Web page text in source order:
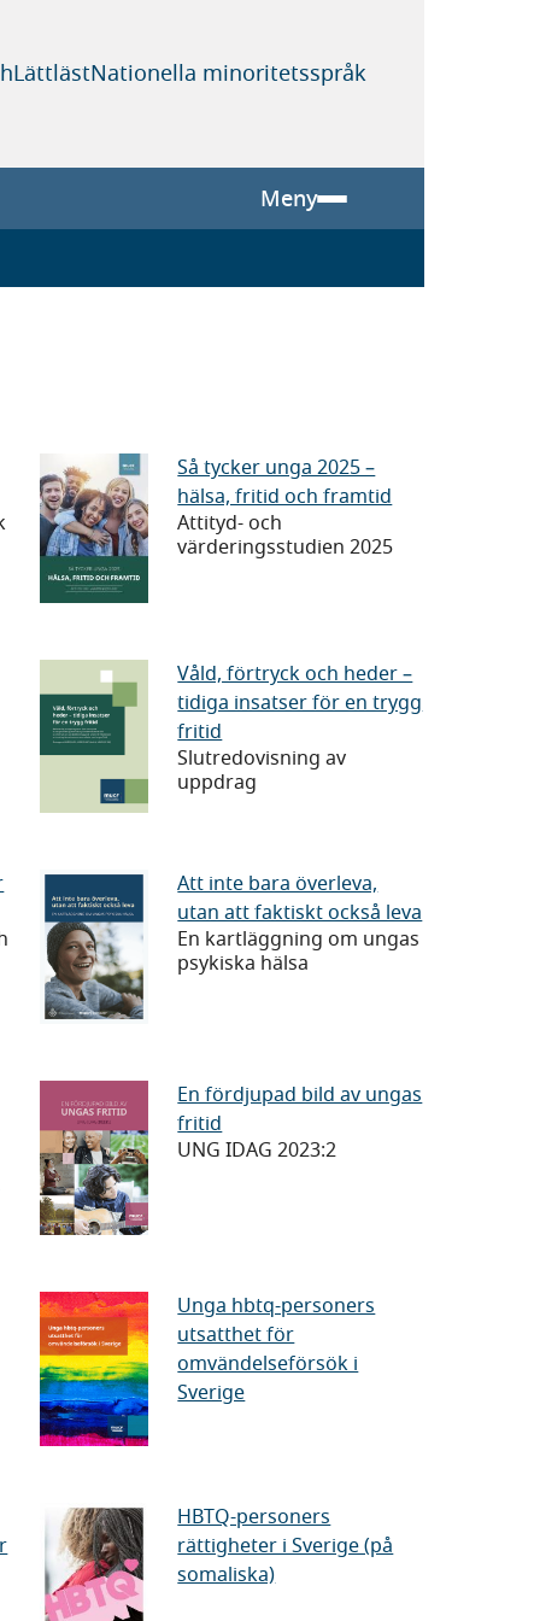
LättlästNationella minoritetsspråk
Meny
Så
tycker
unga
fritid
och
framtid
Så tycker unga 2025 –
hälsa, fritid och framtid
Attityd- och
värderingsstudien 2025
Våld,
förtryck
och
heder
insatser
för
en
trygg
Våld, förtryck och heder –
tidiga insatser för en trygg
fritid
Slutredovisning av
uppdrag
Att
inte
bara
överleva,
faktiskt
också
leva
Att inte bara överleva,
utan att faktiskt också leva
En kartläggning om ungas
psykiska hälsa
En
fördjupad
bild
En fördjupad bild av ungas
fritid
UNG IDAG 2023:2
Unga
hbtq-
personers
utsatthet
i
Sverige
Unga hbtq-personers
utsatthet för
omvändelseförsök i
Sverige
HBTQ-
personers
rättigheter
HBTQ-personers
rättigheter i Sverige (på
somaliska)